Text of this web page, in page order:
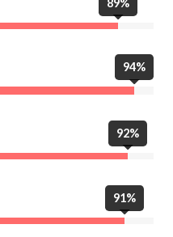
94%
92%
91%